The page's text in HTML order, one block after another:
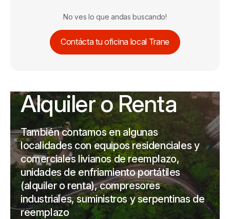
No ves lo que andas buscando!
Contácta tu oficina local Trane
Alquiler o Renta
También contamos en algunas
localidades con equipos residenciales y
comerciales livianos de reemplazo,
unidades de enfriamiento portátiles
(alquiler o renta), compresores
industriales, suministros y serpentinas de
reemplazo